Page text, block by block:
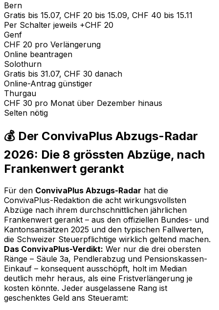
Bern
Gratis bis 15.07, CHF 20 bis 15.09, CHF 40 bis 15.11
Per Schalter jeweils +CHF 20
Genf
CHF 20 pro Verlängerung
Online beantragen
Solothurn
Gratis bis 31.07, CHF 30 danach
Online-Antrag günstiger
Thurgau
CHF 30 pro Monat über Dezember hinaus
Selten nötig
💰 Der ConvivaPlus Abzugs-Radar
2026: Die 8 grössten Abzüge, nach
Frankenwert gerankt
Für den ConvivaPlus Abzugs-Radar hat die
ConvivaPlus-Redaktion die acht wirkungsvollsten
Abzüge nach ihrem durchschnittlichen jährlichen
Frankenwert gerankt – aus den offiziellen Bundes- und
Kantonsansätzen 2025 und den typischen Fallwerten,
die Schweizer Steuerpflichtige wirklich geltend machen.
Das ConvivaPlus-Verdikt: Wer nur die drei obersten
Ränge – Säule 3a, Pendlerabzug und Pensionskassen-
Einkauf – konsequent ausschöpft, holt im Median
deutlich mehr heraus, als eine Fristverlängerung je
kosten könnte. Jeder ausgelassene Rang ist
geschenktes Geld ans Steueramt: